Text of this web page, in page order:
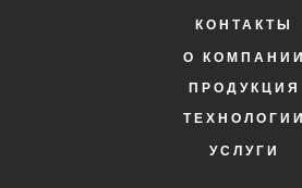
КОНТАКТЫ
О КОМПАНИИ
ПРОДУКЦИЯ
ТЕХНОЛОГИИ
УСЛУГИ